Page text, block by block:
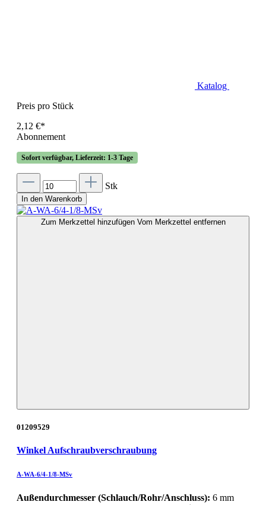
Katalog
Preis pro Stück
2,12 €*
Abonnement
Sofort verfügbar, Lieferzeit: 1-3 Tage
Stk
In den Warenkorb
Zum Merkzettel hinzufügen Vom Merkzettel entfernen
01209529
Winkel Aufschraubverschraubung
A-WA-6/4-1/8-MSv
Außendurchmesser (Schlauch/Rohr/Anschluss): 6 mm